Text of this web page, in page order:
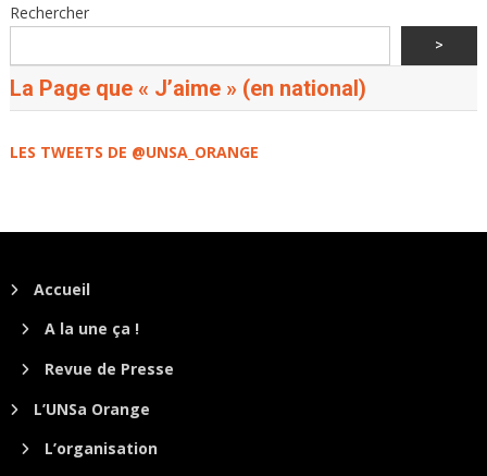
Rechercher
>
La Page que « J’aime » (en national)
LES TWEETS DE @UNSA_ORANGE
Accueil
A la une ça !
Revue de Presse
L’UNSa Orange
L’organisation